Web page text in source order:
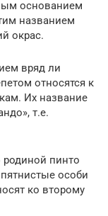
основанием
названием
окрас.
вряд ли
относятся к
Их название
т.е.
пинто
особи
ко второму